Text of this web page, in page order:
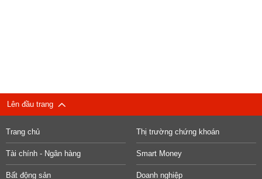
Lên đầu trang
Trang chủ Thị trường chứng khoán
Tài chính - Ngân hàng Smart Money
Bất động sản Doanh nghiệp